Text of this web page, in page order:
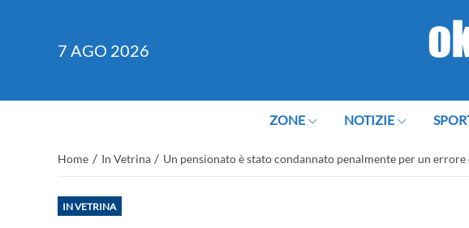
7 AGO 2026
ZONE NOTIZIE
Home / In Vetrina / Un pensionato è stato condannato penalmente per un
IN VETRINA